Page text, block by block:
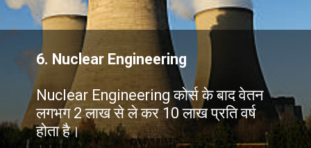
6. Nuclear Engineering
Nuclear Engineering कोर्स के बाद वेतन
लगभग 2 लाख से ले कर 10 लाख प्रति वर्ष
होता है।